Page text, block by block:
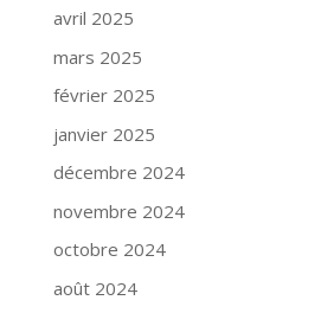
avril 2025
mars 2025
février 2025
janvier 2025
décembre 2024
novembre 2024
octobre 2024
août 2024